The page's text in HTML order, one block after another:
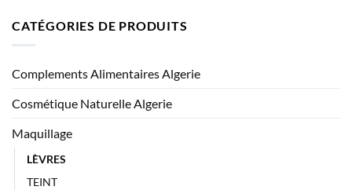
CATÉGORIES DE PRODUITS
Complements Alimentaires Algerie
Cosmétique Naturelle Algerie
Maquillage
LÈVRES
TEINT